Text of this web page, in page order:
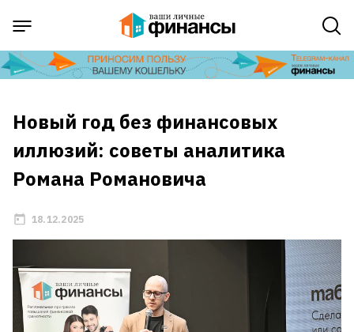
Новый год без финансовых
иллюзий: советы аналитика
Романа Романовича
18.12.2025